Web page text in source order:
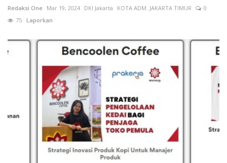
Redaksi One Mar 19, 2024 DKI Jakarta KOTA ADM. JAKARTA TIMUR
0
75 Laporkan